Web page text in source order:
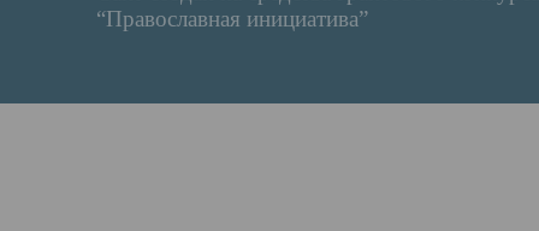
“Православная инициатива”